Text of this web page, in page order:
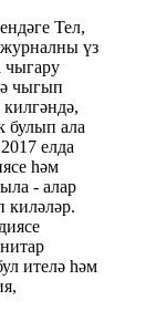
Тел,
журналны үз
чыгару
чыгып
булып ала
елда
һәм
- алар
киләләр.
ителә һәм